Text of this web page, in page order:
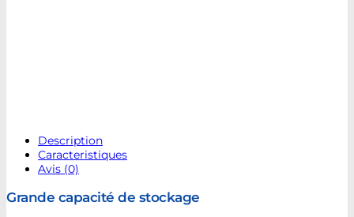
Description
Caracteristiques
Avis (0)
Grande capacité de stockage